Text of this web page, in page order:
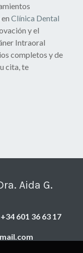
Clínica Dental
y el
Intraoral
completos y de
cita, te
Aida G.
+34 601 36 63 17